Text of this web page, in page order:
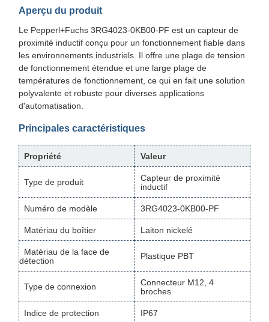
Aperçu du produit
Le Pepperl+Fuchs 3RG4023-0KB00-PF est un capteur de
proximité inductif conçu pour un fonctionnement fiable dans
les environnements industriels. Il offre une plage de tension
de fonctionnement étendue et une large plage de
températures de fonctionnement, ce qui en fait une solution
polyvalente et robuste pour diverses applications
d'automatisation.
Principales caractéristiques
Propriété Valeur
Type de produit
Capteur de proximité
inductif
Numéro de modèle 3RG4023-0KB00-PF
Matériau du boîtier Laiton nickelé
Matériau de la face de
détection
Plastique PBT
Type de connexion
Connecteur M12, 4
broches
Indice de protection IP67